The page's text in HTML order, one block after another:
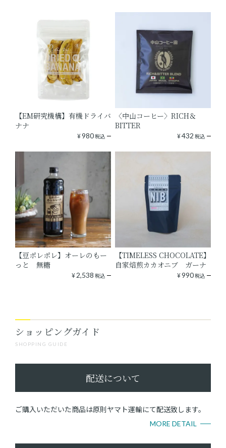
【EM研究機構】有機ドライバ
ナナ
¥980税込
〈中山コーヒー〉RICH＆
BITTER
¥432 税込
【豆ポレポレ】オーレのもー
っと 無糖
¥2,538 税込
【TIMELESS CHOCOLATE】
自家焙煎カカオニブ ガーナ
¥990税込
SHOPPING GUIDE
ショッピングガイド
配送について
ご購入いただいた商品は原則ヤマト運輸にて配送致します。
MORE DETAIL